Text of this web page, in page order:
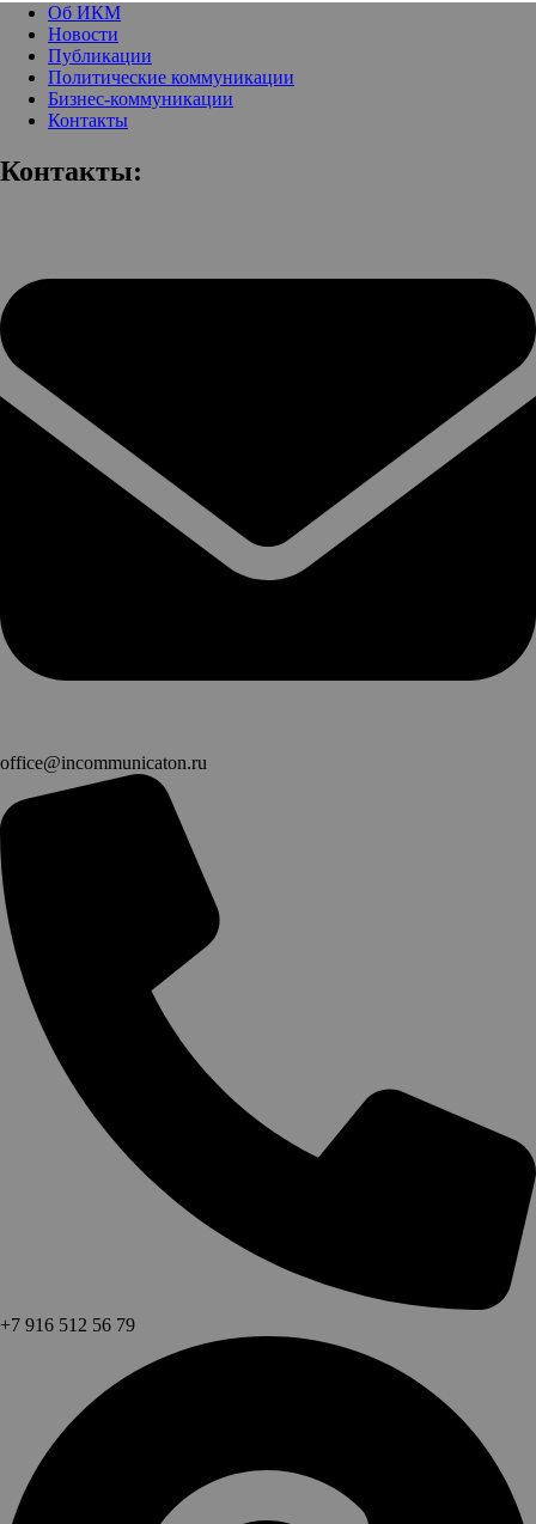
Об ИКМ
Новости
Публикации
Политические коммуникации
Бизнес-коммуникации
Контакты
Контакты:
office@incommunicaton.ru
+7 916 512 56 79